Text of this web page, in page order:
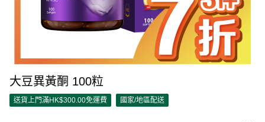
大豆異黃酮 100粒
送貨上門滿HK$300.00免運費 國家/地區配送